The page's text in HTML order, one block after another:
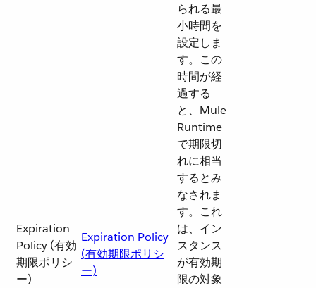
Expiration
Policy (有効
期限ポリシ
ー)
Expiration Policy
(有効期限ポリシ
ー)
られる最
小時間を
設定しま
す。この
時間が経
過する
と、Mule
Runtime
で期限切
れに相当
するとみ
なされま
す。これ
は、イン
スタンス
が有効期
限の対象